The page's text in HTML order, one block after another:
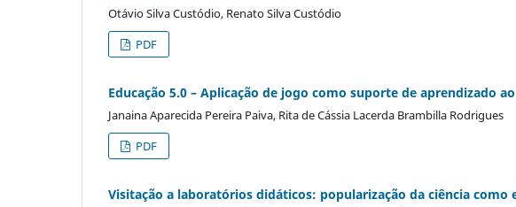
Otávio Silva Custódio, Renato Silva Custódio
PDF
Educação 5.0 – Aplicação de jogo como suporte de aprendizado
Janaina Aparecida Pereira Paiva, Rita de Cássia Lacerda Brambilla Rodrigues
PDF
Visitação a laboratórios didáticos: popularização da ciência como